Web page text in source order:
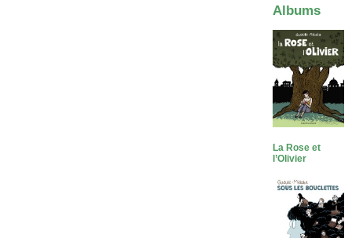
Albums
La Rose et
l’Olivier